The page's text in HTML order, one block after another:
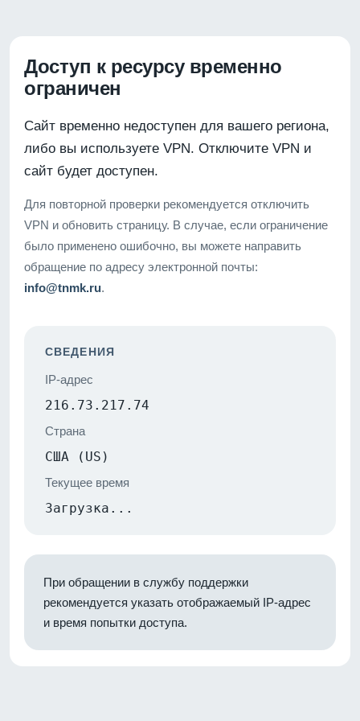
Доступ к ресурсу временно
ограничен
Сайт временно недоступен для вашего региона,
либо вы используете VPN. Отключите VPN и
сайт будет доступен.
Для повторной проверки рекомендуется отключить
VPN и обновить страницу. В случае, если ограничение
было применено ошибочно, вы можете направить
обращение по адресу электронной почты:
info@tnmk.ru.
СВЕДЕНИЯ
IP-адрес
216.73.217.74
Страна
США (US)
Текущее время
Загрузка...
При обращении в службу поддержки
рекомендуется указать отображаемый IP-адрес
и время попытки доступа.